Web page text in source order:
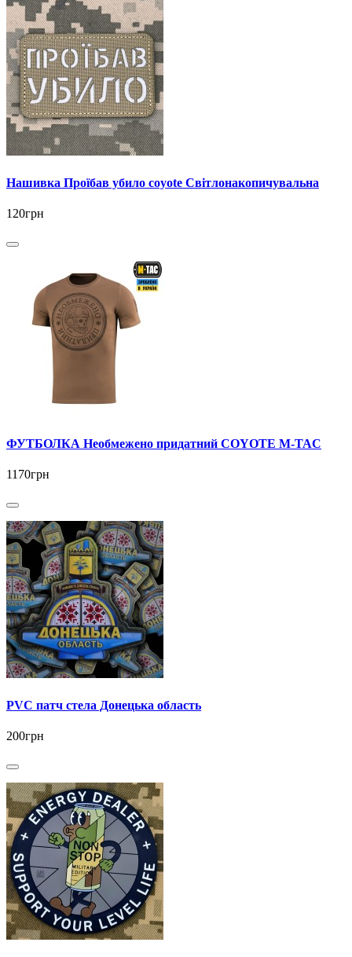
Нашивка Проїбав убило coyote Світлонакопичувальна
120грн
ФУТБОЛКА Необмежено придатний COYOTE M-TAC
1170грн
PVC патч стела Донецька область
200грн